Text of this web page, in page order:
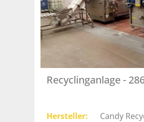
Recyclinganlage -
Hersteller
Candy